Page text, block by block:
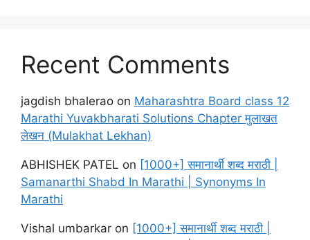
Recent Comments
jagdish bhalerao on Maharashtra Board class 12
Marathi Yuvakbharati Solutions Chapter मुलाखत
लेखन (Mulakhat Lekhan)
ABHISHEK PATEL on [1000+] समानार्थी शब्द मराठी |
Samanarthi Shabd In Marathi | Synonyms In
Marathi
Vishal umbarkar on [1000+] समानार्थी शब्द मराठी |